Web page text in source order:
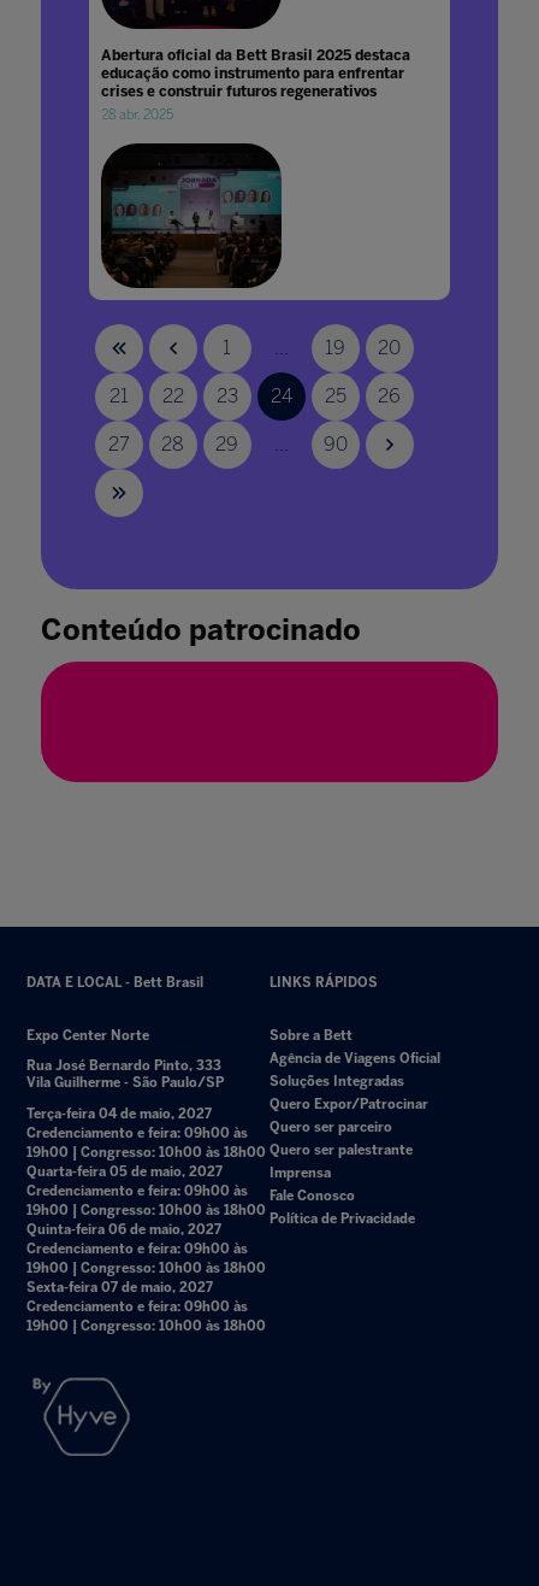
Abertura oficial da Bett Brasil 2025 destaca
educação como instrumento para enfrentar
crises e construir futuros regenerativos
28 abr. 2025
marcaram o segundo dia da 3ª Jornada Bett,
realizada durante dois dias em Recife
06 out. 2022
horizonte?
1 19 20
21 22 23 24 25 26
27 28 29 90
Conteúdo patrocinado
DATA E LOCAL - Bett Brasil
Expo Center Norte
Rua José Bernardo Pinto, 333
Vila Guilherme - São Paulo/SP
Terça-feira 04 de maio, 2027
Credenciamento e feira: 09h00 às
19h00 | Congresso: 10h00 às 18h00
Quarta-feira 05 de maio, 2027
Credenciamento e feira: 09h00 às
19h00 | Congresso: 10h00 às 18h00
Quinta-feira 06 de maio, 2027
Credenciamento e feira: 09h00 às
19h00 | Congresso: 10h00 às 18h00
Sexta-feira 07 de maio, 2027
Credenciamento e feira: 09h00 às
19h00 | Congresso: 10h00 às 18h00
LINKS RÁPIDOS
Sobre a Bett
Agência de Viagens Oficial
Soluções Integradas
Quero Expor/Patrocinar
Quero ser parceiro
Quero ser palestrante
Imprensa
Fale Conosco
Política de Privacidade